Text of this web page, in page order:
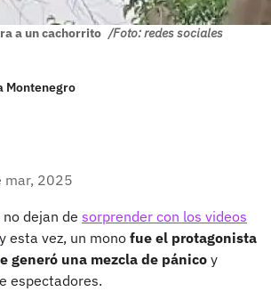
a un cachorrito /Foto: redes sociales
Montenegro
mar, 2025
dejan de sorprender con los videos
y esta vez, un mono fue el protagonista
generó una mezcla de pánico y
espectadores.